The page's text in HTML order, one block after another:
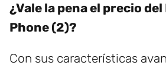
¿Vale la pena el precio
Phone (2)?
Con sus características